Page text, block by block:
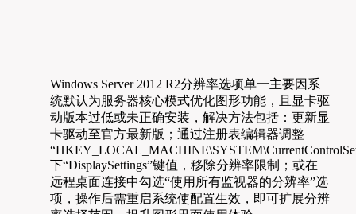
Windows Server 2012 R2分辨率选项单一主要因系
统默认为服务器核心模式优化图形功能，且显卡驱
动版本过低或未正确安装，解决方法包括：更新显
卡驱动至官方最新版；通过注册表编辑器调整
下“DisplaySettings”键值，移除分辨率限制；或在
远程桌面连接中勾选“使用所有监视器的分辨率”选
项，操作后需重启系统使配置生效，即可扩展分辨